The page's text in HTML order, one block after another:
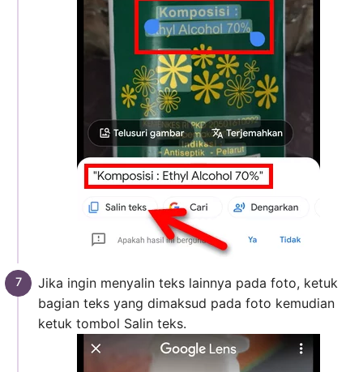
Jika ingin menyalin teks lainnya pada foto, ketuk
bagian teks yang dimaksud pada foto kemudian
ketuk tombol Salin teks.